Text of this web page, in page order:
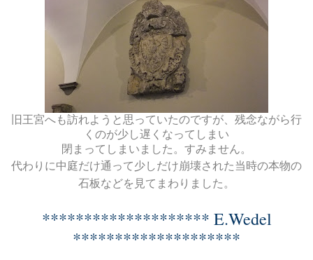
旧王宮へも訪れようと思っていたのですが、残念ながら行
くのが少し遅くなってしまい
閉まってしまいました。すみません。
代わりに中庭だけ通って少しだけ崩壊された当時の本物の
石板などを見てまわりました。
******************** E.Wedel
********************